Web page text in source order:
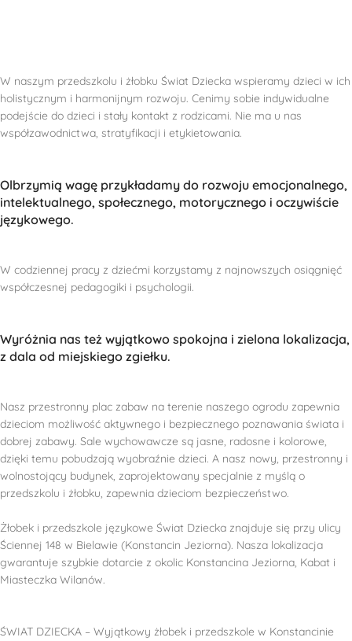
W naszym przedszkolu i żłobku Świat Dziecka wspieramy dzieci w ich
holistycznym i harmonijnym rozwoju. Cenimy sobie indywidualne
podejście do dzieci i stały kontakt z rodzicami. Nie ma u nas
współzawodnictwa, stratyfikacji i etykietowania.
Olbrzymią wagę przykładamy do rozwoju emocjonalnego,
intelektualnego, społecznego, motorycznego i oczywiście
językowego.
W codziennej pracy z dziećmi korzystamy z najnowszych osiągnięć
współczesnej pedagogiki i psychologii.
Wyróżnia nas też wyjątkowo spokojna i zielona lokalizacja,
z dala od miejskiego zgiełku.
Nasz przestronny plac zabaw na terenie naszego ogrodu zapewnia
dzieciom możliwość aktywnego i bezpiecznego poznawania świata i
dobrej zabawy. Sale wychowawcze są jasne, radosne i kolorowe,
dzięki temu pobudzają wyobraźnie dzieci. A nasz nowy, przestronny i
wolnostojący budynek, zaprojektowany specjalnie z myślą o
przedszkolu i żłobku, zapewnia dzieciom bezpieczeństwo.
Żłobek i przedszkole językowe Świat Dziecka znajduje się przy ulicy
Ściennej 148 w Bielawie (Konstancin Jeziorna). Nasza lokalizacja
gwarantuje szybkie dotarcie z okolic Konstancina Jeziorna, Kabat i
Miasteczka Wilanów.
ŚWIAT DZIECKA – Wyjątkowy żłobek i przedszkole w Konstancinie